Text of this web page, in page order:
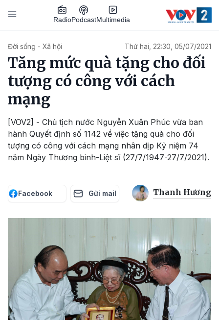
Nhảy đến nội dung
RadioPodcastMultimedia
Đời sống - Xã hội Thứ hai, 22:30, 05/07/2021
Tăng mức quà tặng cho đối
tượng có công với cách
mạng
[VOV2] - Chủ tịch nước Nguyễn Xuân Phúc vừa ban
hành Quyết định số 1142 về việc tặng quà cho đối
tượng có công với cách mạng nhân dịp Kỷ niệm 74
năm Ngày Thương binh-Liệt sĩ (27/7/1947-27/7/2021).
Facebook Gửi mail Thanh Hương